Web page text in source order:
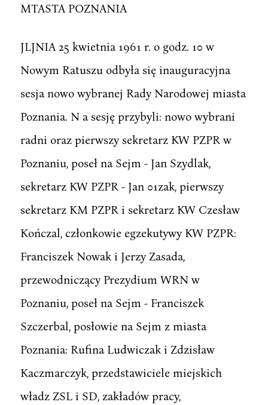
MTASTA POZNANIA
JLJNIA 25 kwietnia 1961 r. o godz. 10 w
Nowym Ratuszu odbyła się inauguracyjna
sesja nowo wybranej Rady Narodowej miasta
Poznania. N a sesję przybyli: nowo wybrani
radni oraz pierwszy sekretarz KW PZPR w
Poznaniu, poseł na Sejm - Jan Szydlak,
sekretarz KW PZPR - Jan 01zak, pierwszy
sekretarz KM PZPR i sekretarz KW Czesław
Kończal, członkowie egzekutywy KW PZPR:
Franciszek Nowak i Jerzy Zasada,
przewodniczący Prezydium WRN w
Poznaniu, poseł na Sejm - Franciszek
Szczerbal, posłowie na Sejm z miasta
Poznania: Rufina Ludwiczak i Zdzisław
Kaczmarczyk, przedstawiciele miejskich
władz ZSL i SD, zakładów pracy,